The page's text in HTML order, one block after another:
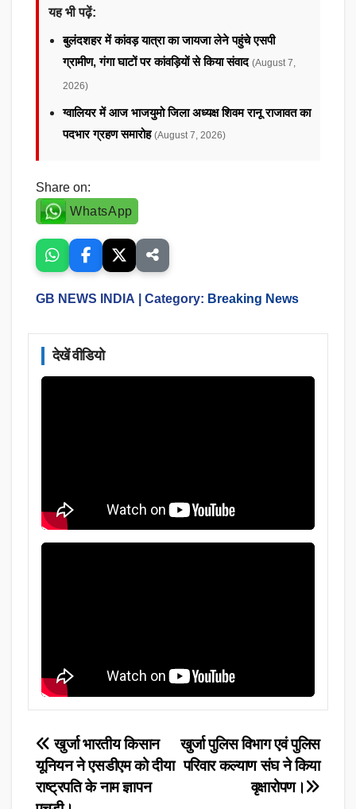
यह भी पढ़ें:
बुलंदशहर में कांवड़ यात्रा का जायजा लेने पहुंचे एसपी
ग्रामीण, गंगा घाटों पर कांवड़ियों से किया संवाद (August 7,
2026)
ग्वालियर में आज भाजयुमो जिला अध्यक्ष शिवम रानू राजावत का
पदभार ग्रहण समारोह (August 7, 2026)
Share on:
WhatsApp
GB NEWS INDIA | Category: Breaking News
देखें वीडियो
Post
navigation
खुर्जा पुलिस विभाग एवं पुलिस
परिवार कल्याण संघ ने किया
वृक्षारोपण।
खुर्जा भारतीय किसान
यूनियन ने एसडीएम को दीया
राष्ट्रपति के नाम ज्ञापन